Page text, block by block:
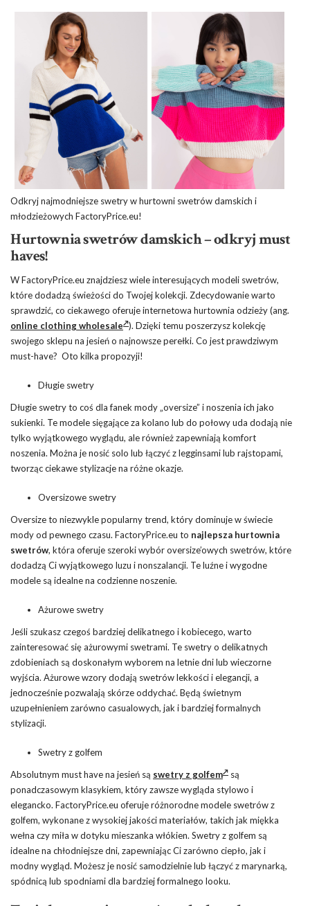
Odkryj najmodniejsze swetry w hurtowni swetrów damskich i
młodzieżowych FactoryPrice.eu!
Hurtownia swetrów damskich – odkryj must
haves!
W FactoryPrice.eu znajdziesz wiele interesujących modeli swetrów,
które dodadzą świeżości do Twojej kolekcji. Zdecydowanie warto
sprawdzić, co ciekawego oferuje internetowa hurtownia odzieży (ang.
online clothing wholesale ). Dzięki temu poszerzysz kolekcję
swojego sklepu na jesień o najnowsze perełki. Co jest prawdziwym
must-have? Oto kilka propozyji!
Długie swetry
Długie swetry to coś dla fanek mody „oversize” i noszenia ich jako
sukienki. Te modele sięgające za kolano lub do połowy uda dodają nie
tylko wyjątkowego wyglądu, ale również zapewniają komfort
noszenia. Można je nosić solo lub łączyć z legginsami lub rajstopami,
tworząc ciekawe stylizacje na różne okazje.
Oversizowe swetry
Oversize to niezwykle popularny trend, który dominuje w świecie
mody od pewnego czasu. FactoryPrice.eu to najlepsza hurtownia
swetrów, która oferuje szeroki wybór oversize’owych swetrów, które
dodadzą Ci wyjątkowego luzu i nonszalancji. Te luźne i wygodne
modele są idealne na codzienne noszenie.
Ażurowe swetry
Jeśli szukasz czegoś bardziej delikatnego i kobiecego, warto
zainteresować się ażurowymi swetrami. Te swetry o delikatnych
zdobieniach są doskonałym wyborem na letnie dni lub wieczorne
wyjścia. Ażurowe wzory dodają swetrów lekkości i elegancji, a
jednocześnie pozwalają skórze oddychać. Będą świetnym
uzupełnieniem zarówno casualowych, jak i bardziej formalnych
stylizacji.
Swetry z golfem
Absolutnym must have na jesień są swetry z golfem
są
ponadczasowym klasykiem, który zawsze wygląda stylowo i
elegancko. FactoryPrice.eu oferuje różnorodne modele swetrów z
golfem, wykonane z wysokiej jakości materiałów, takich jak miękka
wełna czy miła w dotyku mieszanka włókien. Swetry z golfem są
idealne na chłodniejsze dni, zapewniając Ci zarówno ciepło, jak i
modny wygląd. Możesz je nosić samodzielnie lub łączyć z marynarką,
spódnicą lub spodniami dla bardziej formalnego looku.